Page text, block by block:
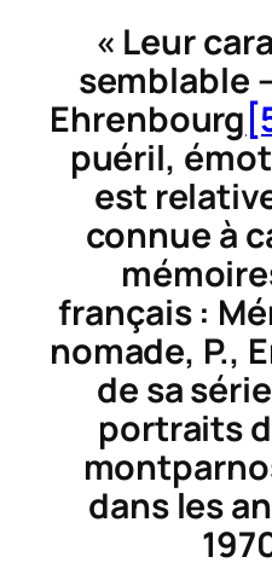
« Leur
semblable
Ehrenbourg
puéril,
est
connue à
français :
nomade, P.,
de sa
portraits
dans les